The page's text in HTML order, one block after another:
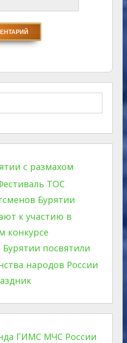
с размахом
ТОС
Бурятии
к участию в
конкурсе
посвятили
народов России
ГИМС МЧС России